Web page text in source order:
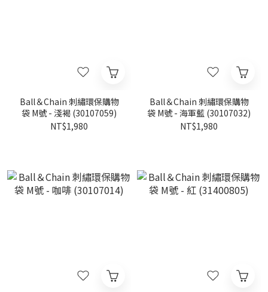
Ball＆Chain 刺繡環保購物
袋 M號 - 淺褐 (30107059)
NT$1,980
Ball＆Chain 刺繡環保購物
袋 M號 - 海軍藍 (30107032)
NT$1,980